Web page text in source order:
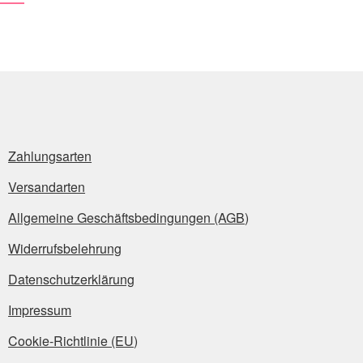
Zahlungsarten
Versandarten
Allgemeine Geschäftsbedingungen (AGB)
Widerrufsbelehrung
Datenschutzerklärung
Impressum
Cookie-Richtlinie (EU)